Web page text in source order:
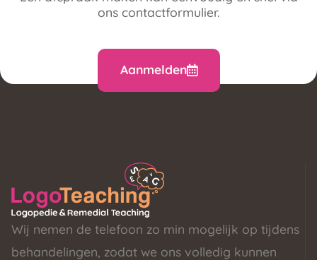
ons contactformulier.
Aanmelden
Wij nemen de telefoon zo min mogelijk op tijdens
behandelingen, zodat we ons volledig kunnen